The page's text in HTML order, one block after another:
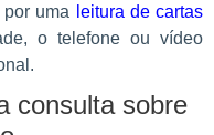
uma
leitura de cartas
o telefone ou vídeo
consulta sobre